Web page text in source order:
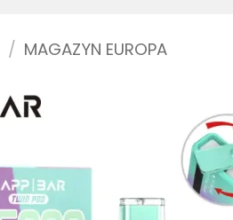
/ MAGAZYN EUROPA